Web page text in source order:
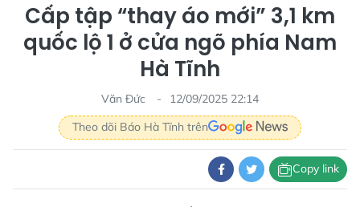
Cấp tập “thay áo mới” 3,1 km
quốc lộ 1 ở cửa ngõ phía Nam
Hà Tĩnh
Văn Đức
12/09/2025 22:14
Theo dõi Báo Hà Tĩnh trên
Copy link